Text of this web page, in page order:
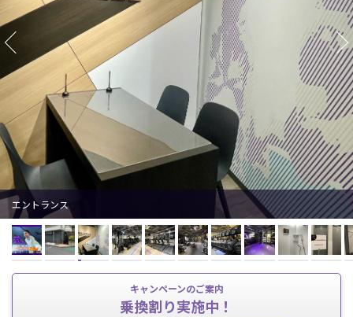
エントランス
キャンペーンのご案内
乗換割り実施中！